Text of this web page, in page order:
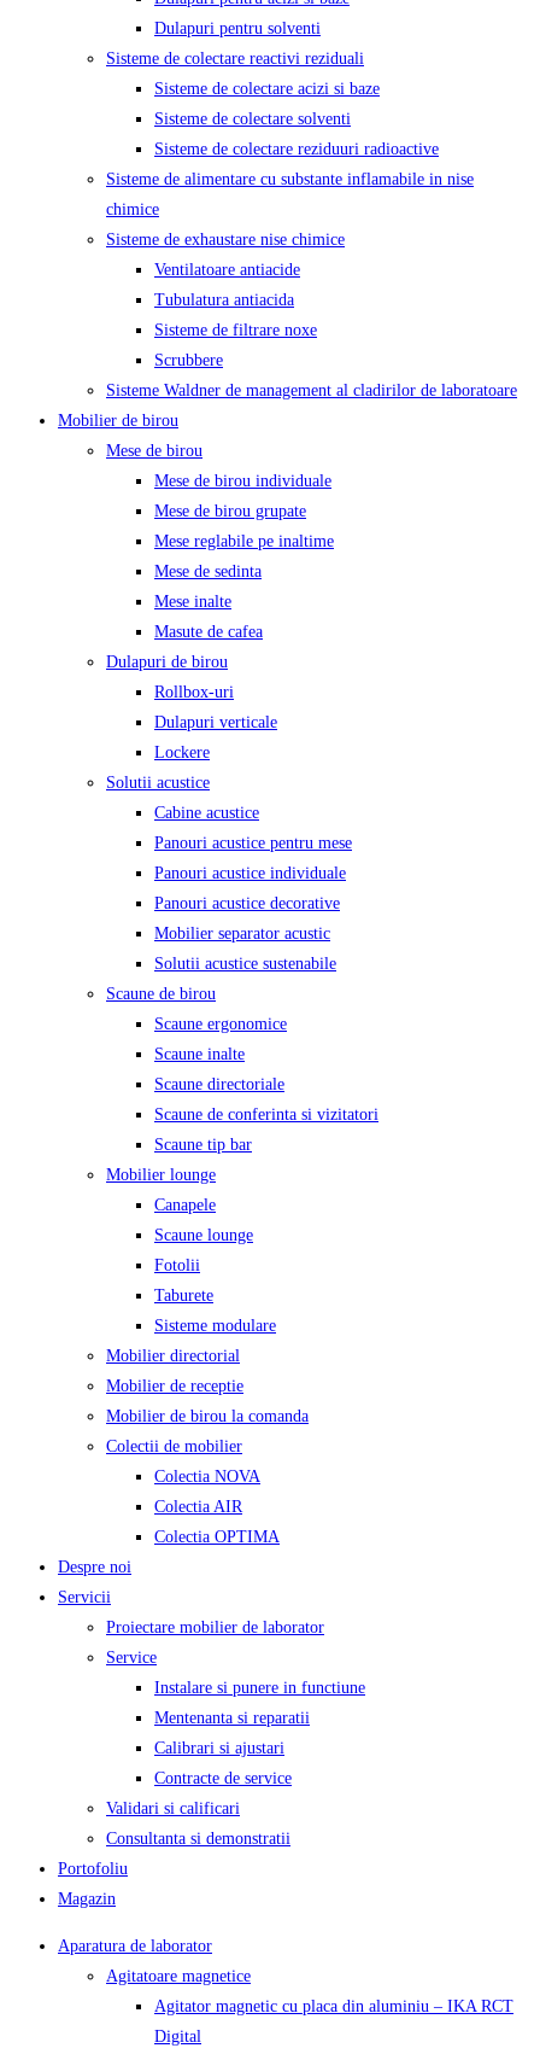
Dulapuri pentru solventi
Sisteme de colectare reactivi reziduali
Sisteme de colectare acizi si baze
Sisteme de colectare solventi
Sisteme de colectare reziduuri radioactive
Sisteme de alimentare cu substante inflamabile in nise
chimice
Sisteme de exhaustare nise chimice
Ventilatoare antiacide
Tubulatura antiacida
Sisteme de filtrare noxe
Scrubbere
Sisteme Waldner de management al cladirilor de laboratoare
Mobilier de birou
Mese de birou
Mese de birou individuale
Mese de birou grupate
Mese reglabile pe inaltime
Mese de sedinta
Mese inalte
Masute de cafea
Dulapuri de birou
Rollbox-uri
Dulapuri verticale
Lockere
Solutii acustice
Cabine acustice
Panouri acustice pentru mese
Panouri acustice individuale
Panouri acustice decorative
Mobilier separator acustic
Solutii acustice sustenabile
Scaune de birou
Scaune ergonomice
Scaune inalte
Scaune directoriale
Scaune de conferinta si vizitatori
Scaune tip bar
Mobilier lounge
Canapele
Scaune lounge
Fotolii
Taburete
Sisteme modulare
Mobilier directorial
Mobilier de receptie
Mobilier de birou la comanda
Colectii de mobilier
Colectia NOVA
Colectia AIR
Colectia OPTIMA
Despre noi
Servicii
Proiectare mobilier de laborator
Service
Instalare si punere in functiune
Mentenanta si reparatii
Calibrari si ajustari
Contracte de service
Validari si calificari
Consultanta si demonstratii
Portofoliu
Magazin
Aparatura de laborator
Agitatoare magnetice
Agitator magnetic cu placa din aluminiu – IKA RCT
Digital